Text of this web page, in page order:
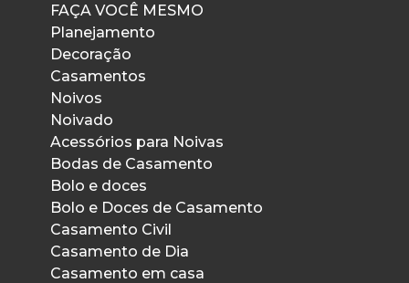
FAÇA VOCÊ MESMO
Planejamento
Decoração
Casamentos
Noivos
Noivado
Acessórios para Noivas
Bodas de Casamento
Bolo e doces
Bolo e Doces de Casamento
Casamento Civil
Casamento de Dia
Casamento em casa